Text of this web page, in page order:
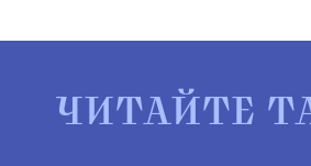
ЧИТАЙТЕ